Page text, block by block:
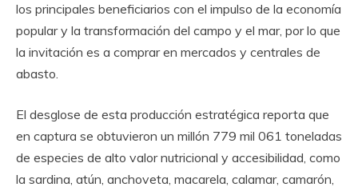
los principales beneficiarios con el impulso de la economía
popular y la transformación del campo y el mar, por lo que
la invitación es a comprar en mercados y centrales de
abasto.
El desglose de esta producción estratégica reporta que
en captura se obtuvieron un millón 779 mil 061 toneladas
de especies de alto valor nutricional y accesibilidad, como
la sardina, atún, anchoveta, macarela, calamar, camarón,